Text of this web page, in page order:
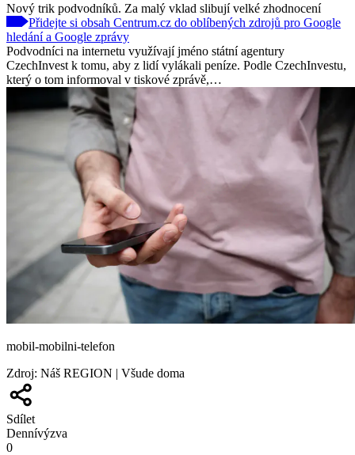
Nový trik podvodníků. Za malý vklad slibují velké zhodnocení
Přidejte si obsah Centrum.cz do oblíbených zdrojů pro Google
hledání a Google zprávy
Podvodníci na internetu využívají jméno státní agentury
CzechInvest k tomu, aby z lidí vylákali peníze. Podle CzechInvestu,
který o tom informoval v tiskové zprávě,…
mobil-mobilni-telefon
Zdroj: Náš REGION | Všude doma
Sdílet
Dennívýzva
0